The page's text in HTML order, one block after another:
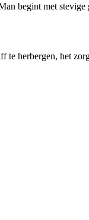
begint met
herbergen, het